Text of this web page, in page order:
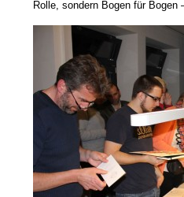
Rolle, sondern Bogen für Bogen